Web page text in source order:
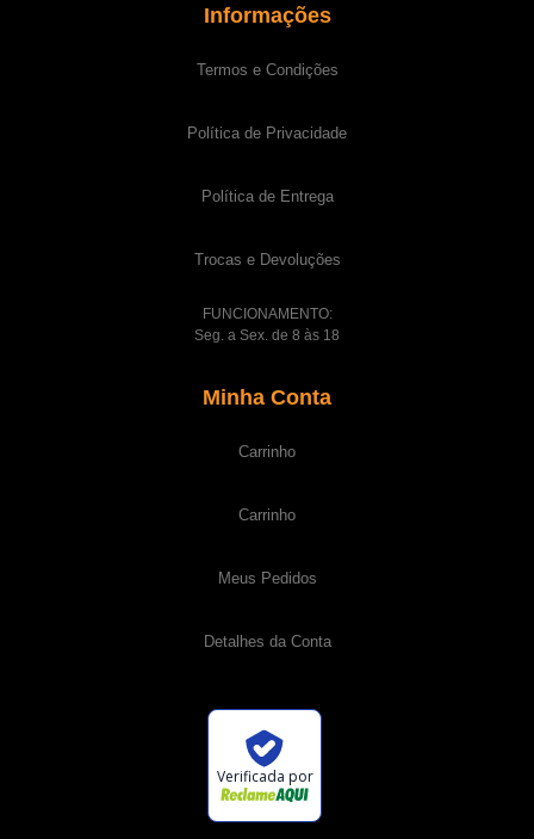
Informações
Termos e Condições
Política de Privacidade
Política de Entrega
Trocas e Devoluções
FUNCIONAMENTO:
Seg. a Sex. de 8 às 18
Minha Conta
Carrinho
Carrinho
Meus Pedidos
Detalhes da Conta
Verificada por